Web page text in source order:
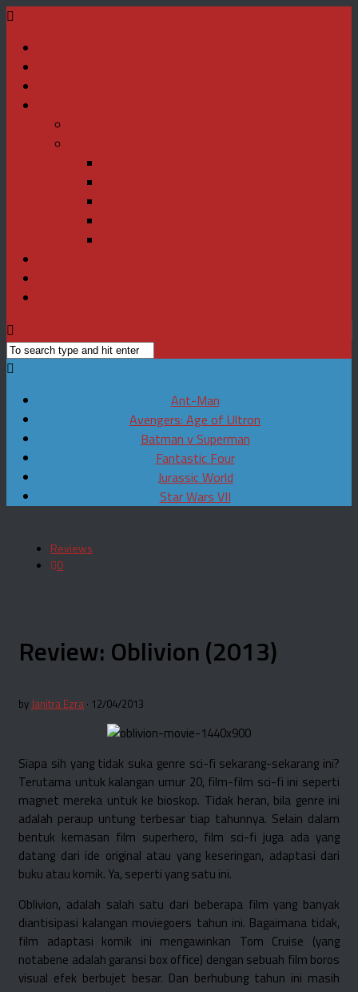
Ant-Man
Avengers: Age of Ultron
Batman v Superman
Fantastic Four
Jurassic World
Star Wars VII
Reviews
0
Review: Oblivion (2013)
byJanitra Ezra · 12/04/2013
Siapa sih yang tidak suka genre sci-fi sekarang-sekarang ini?
Terutama untuk kalangan umur 20, film-film sci-fi ini seperti
magnet mereka untuk ke bioskop. Tidak heran, bila genre ini
adalah peraup untung terbesar tiap tahunnya. Selain dalam
bentuk kemasan film superhero, film sci-fi juga ada yang
datang dari ide original atau yang keseringan, adaptasi dari
buku atau komik. Ya, seperti yang satu ini.
Oblivion, adalah salah satu dari beberapa film yang banyak
diantisipasi kalangan moviegoers tahun ini. Bagaimana tidak,
film adaptasi komik ini mengawinkan Tom Cruise (yang
notabene adalah garansi box office) dengan sebuah film boros
visual efek berbujet besar. Dan berhubung tahun ini masih